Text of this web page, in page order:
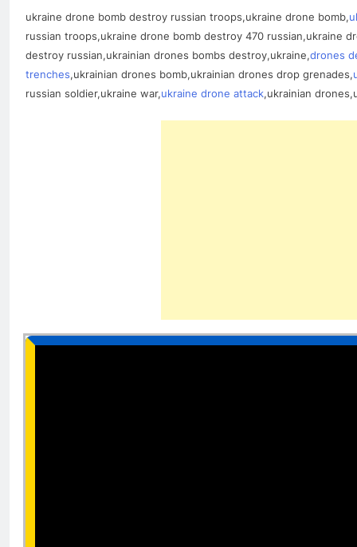
ukraine drone bomb destroy russian troops,ukraine drone bomb,
russian troops,ukraine drone bomb destroy 470 russian,ukraine
destroy russian,ukrainian drones bombs destroy,ukraine,drones
trenches,ukrainian drones bomb,ukrainian drones drop grenades,
russian soldier,ukraine war,ukraine drone attack,ukrainian